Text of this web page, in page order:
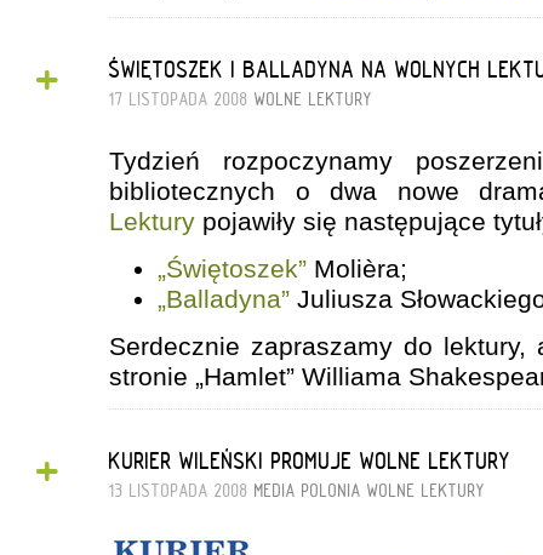
+ ŚWIĘTOSZEK I BALLADYNA NA WOLNYCH
17 LISTOPADA 2008 WOLNE LEKTURY
Tydzień rozpoczynamy
bibliotecznych o dwa nowe
Lektury pojawiły się następujące
„Świętoszek” Molièra;
„Balladyna” Juliusza
Serdecznie zapraszamy do
stronie „Hamlet” Williama
+ KURIER WILEŃSKI PROMUJE WOLNE LEKTURY
13 LISTOPADA 2008 MEDIA POLONIA WOLNE LEKTURY